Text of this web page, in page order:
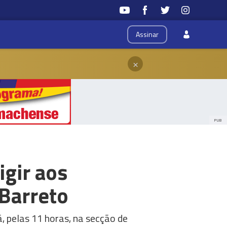
Assinar
×
PUB
aos
11 horas, na secção de